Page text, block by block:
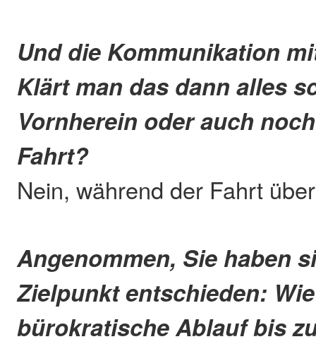
Und die Kommunikation
Klärt man das dann alles
Vornherein oder auch
Fahrt?
Nein, während der Fahrt
Angenommen, Sie haben
Zielpunkt entschieden:
bürokratische Ablauf bis